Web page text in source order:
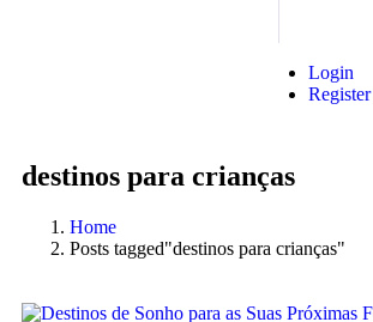
Login
Register
destinos para crianças
Home
Posts tagged"destinos para crianças"